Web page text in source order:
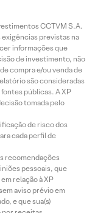
CCTVM S.A.
exigências previstas na
informações que
de investimento, não
compra e/ou venda de
são consideradas
fontes públicas. A XP
tomada pelo
de risco dos
cada perfil de
recomendações
pessoais, que
relação à XP
aviso prévio em
e que sua(s)